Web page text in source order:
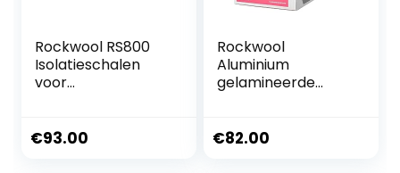
Rockwool RS800
Isolatieschalen
voor
tot 219 mm ø
€93.00
Rockwool
Aluminium
gelamineerde
verschillende
€82.00